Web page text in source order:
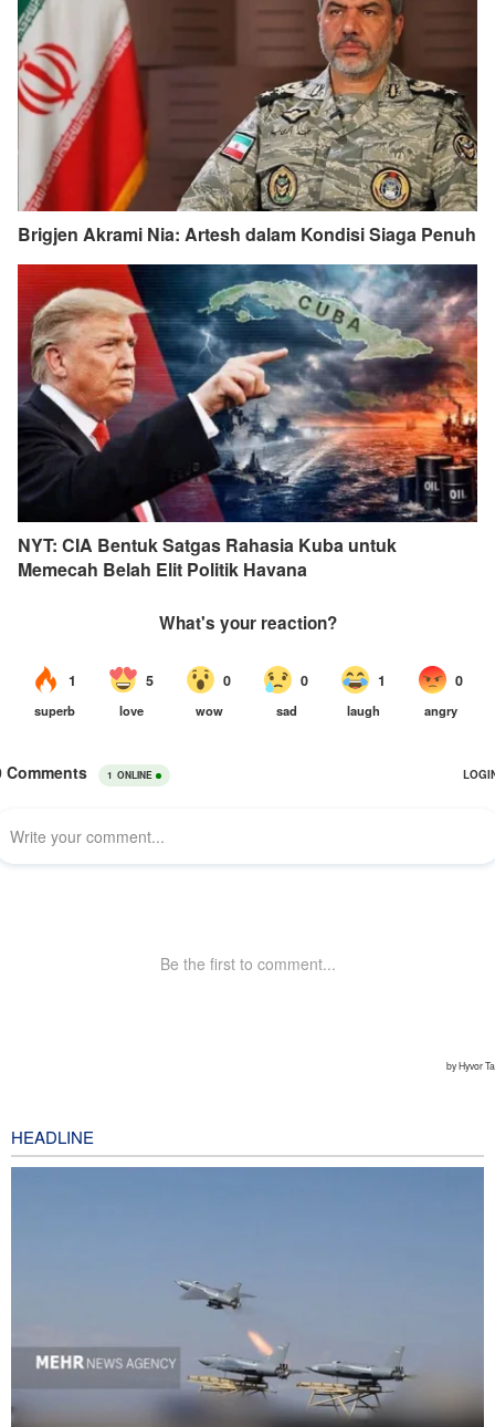
Brigjen Akrami Nia: Artesh dalam Kondisi Siaga Penuh
NYT: CIA Bentuk Satgas Rahasia Kuba untuk
Memecah Belah Elit Politik Havana
HEADLINE